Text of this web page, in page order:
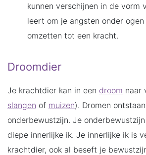
kunnen verschijnen in de vorm
leert om je angsten onder
omzetten tot een kracht.
Droomdier
Je krachtdier kan in een droom naar
slangen of muizen). Dromen
onderbewustzijn. Je
diepe innerlijke ik. Je innerlijke ik is
krachtdier, ook al beseft je